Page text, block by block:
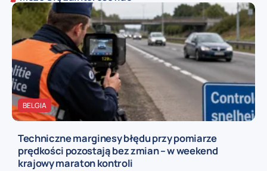
BELGIA
Techniczne marginesy błędu przy pomiarze
prędkości pozostają bez zmian – w weekend
krajowy maraton kontroli